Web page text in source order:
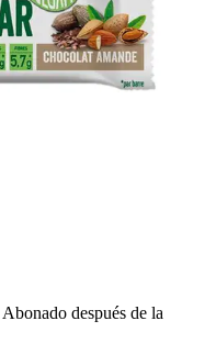
Abonado después de la